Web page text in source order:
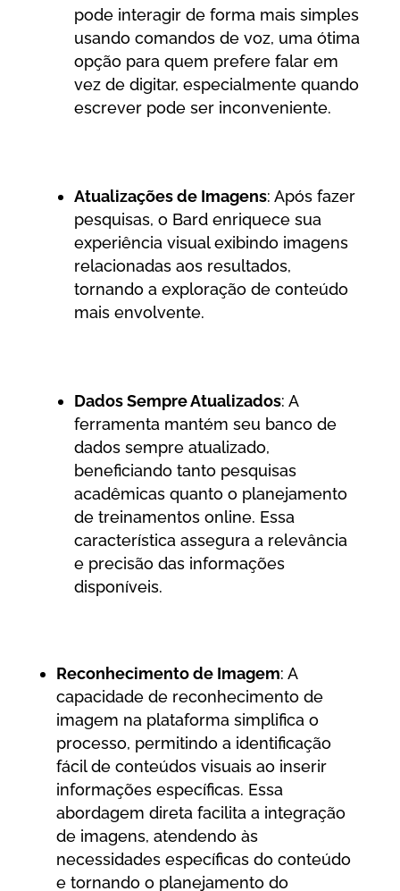
pode interagir de forma mais simples
usando comandos de voz, uma ótima
opção para quem prefere falar em
vez de digitar, especialmente quando
escrever pode ser inconveniente.
Atualizações de Imagens: Após fazer
pesquisas, o Bard enriquece sua
experiência visual exibindo imagens
relacionadas aos resultados,
tornando a exploração de conteúdo
mais envolvente.
Dados Sempre Atualizados: A
ferramenta mantém seu banco de
dados sempre atualizado,
beneficiando tanto pesquisas
acadêmicas quanto o planejamento
de treinamentos online. Essa
característica assegura a relevância
e precisão das informações
disponíveis.
Reconhecimento de Imagem: A
capacidade de reconhecimento de
imagem na plataforma simplifica o
processo, permitindo a identificação
fácil de conteúdos visuais ao inserir
informações específicas. Essa
abordagem direta facilita a integração
de imagens, atendendo às
necessidades específicas do conteúdo
e tornando o planejamento do